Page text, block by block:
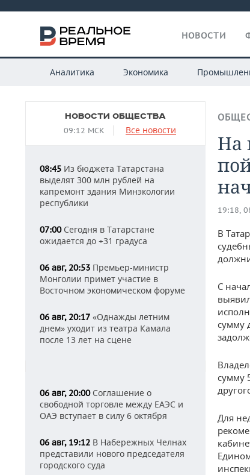
НОВОСТИ
Аналитика Экономика
НОВОСТИ ОБЩЕСТВА
09:12 МСК Все новости
08:45 Из бюджета Татарстана
выделят 300 млн рублей на
капремонт здания Минэкологии
республики
07:00Сегодня в Татарстане
ожидается до +31 градуса
06 авг, 20:53 Премьер-министр
Монголии примет участие в
Восточном экономическом форуме
06 авг, 20:17 «Однажды летним
днем» уходит из театра Камала
после 13 лет на сцене
06 авг, 20:00Соглашение о
свободной торговле между ЕАЭС и
ОАЭ вступает в силу 6 октября
06 авг, 19:12 В Набережных Челнах
представили нового председателя
городского суда
На
19:18,
В
С
сумму
сумму
Для